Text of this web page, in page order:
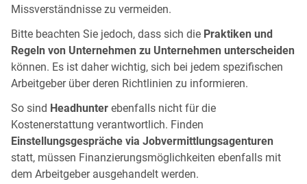
Missverständnisse zu vermeiden.
Bitte beachten Sie jedoch, dass sich die Praktiken und
Regeln von Unternehmen zu Unternehmen unterscheiden
können. Es ist daher wichtig, sich bei jedem spezifischen
Arbeitgeber über deren Richtlinien zu informieren.
So sind Headhunter ebenfalls nicht für die
Kostenerstattung verantwortlich. Finden
Einstellungsgespräche via Jobvermittlungsagenturen
statt, müssen Finanzierungsmöglichkeiten ebenfalls mit
dem Arbeitgeber ausgehandelt werden.